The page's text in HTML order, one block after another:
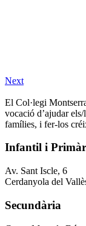
Next
El Col·legi
vocació d’ajudar els/
famílies, i fer-los
Infantil i
Av. Sant Iscle, 6
Cerdanyola del
Secundària